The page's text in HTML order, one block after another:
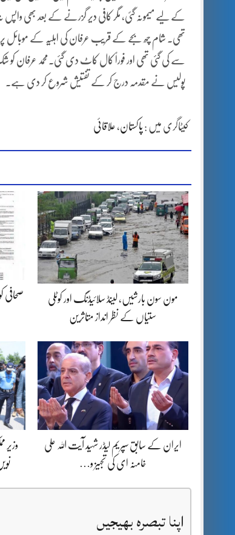
کے لیے میمونہ گئی، مگر کافی دیر گزرنے کے بعد بھی
تھی۔ شام چھ بجے کے قریب عرفان کی اہلیہ کے موبائل پر
سے کی گئی تھی اور فوراً کال کاٹ دی گئی۔محمد عرفان
پولیس نے مقدمہ درج کر کے تفتیش شروع کر دی ہے۔
کیٹاگری میں : پاکستان، علاقائی
مون سون بارشیں، لینڈ سلائیڈنگ اور کوٹلی
ستیاں کے نظر انداز متاثرین
صحافی
ایران کے سابق سپریم لیڈر شہید آیت اللہ علی
خامنہ ای کی تجہیز و…
وزیر
اپنا تبصرہ بھیجیں